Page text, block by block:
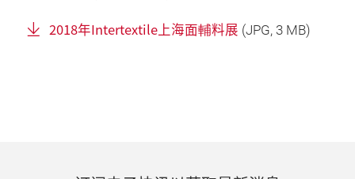
2018年Intertextile上海面輔料展 (JPG, 3 MB)